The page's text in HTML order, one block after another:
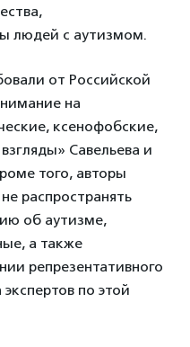
людей с аутизмом.
от Российской
на
ксенофобские,
Савельева и
того, авторы
распространять
об аутизме,
а также
репрезентативного
по этой